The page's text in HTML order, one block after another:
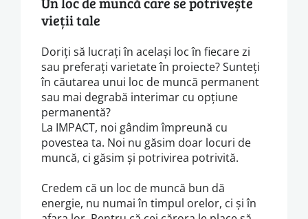
vieții tale
Doriți să lucrați în același loc în fiecare zi
sau preferați varietate în proiecte? Sunteți
în căutarea unui loc de muncă permanent
sau mai degrabă interimar cu opțiune
permanentă?
La IMPACT, noi gândim împreună cu
povestea ta. Noi nu găsim doar locuri de
muncă, ci găsim și potrivirea potrivită.
Credem că un loc de muncă bun dă
energie, nu numai în timpul orelor, ci și în